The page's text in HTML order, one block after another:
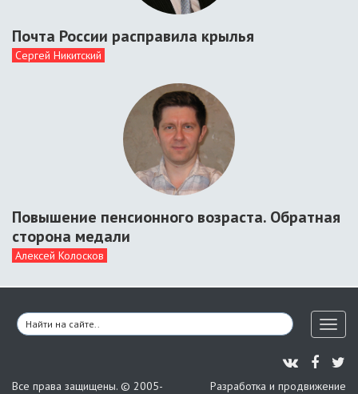
Почта России расправила крылья
Сергей Никитский
Повышение пенсионного возраста. Обратная
сторона медали
Алексей Колосков
Все права защищены. © 2005- Разработка и продвижение